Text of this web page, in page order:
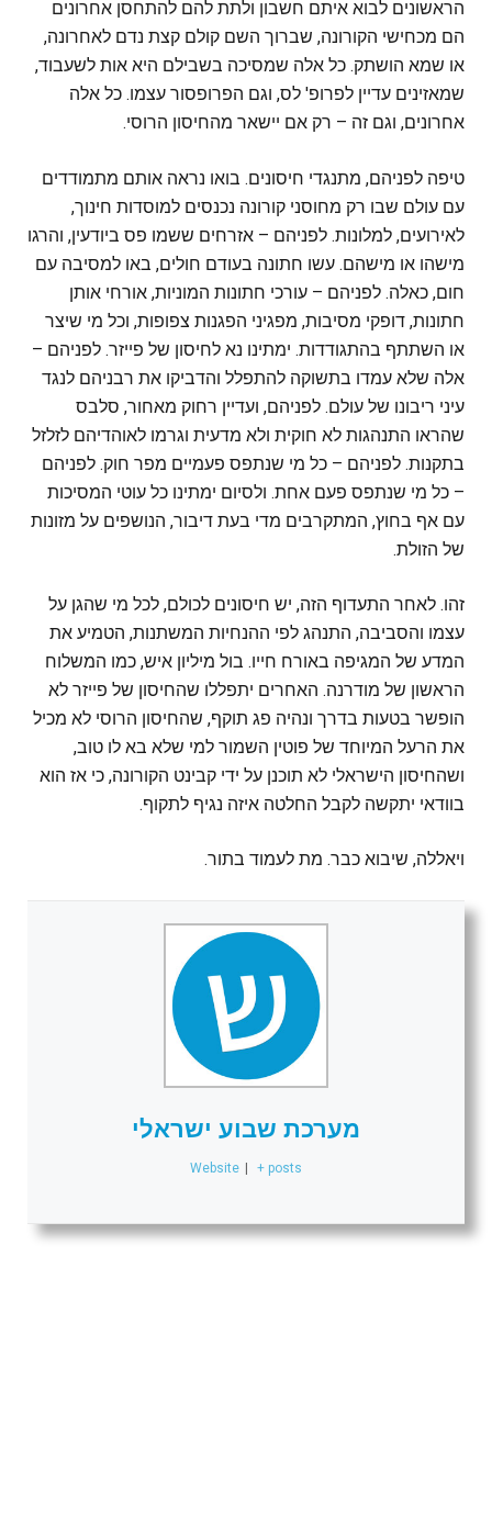
הראשונים לבוא איתם חשבון ולתת להם להתחסן אחרונים
הם מכחישי הקורונה, שברוך השם קולם קצת נדם לאחרונה,
או שמא הושתק. כל אלה שמסיכה בשבילם היא אות לשעבוד,
שמאזינים עדיין לפרופ' לס, וגם הפרופסור עצמו. כל אלה
אחרונים, וגם זה – רק אם יישאר מהחיסון הרוסי.
טיפה לפניהם, מתנגדי חיסונים. בואו נראה אותם מתמודדים
עם עולם שבו רק מחוסני קורונה נכנסים למוסדות חינוך,
לאירועים, למלונות. לפניהם – אזרחים ששמו פס ביודעין, והרגו
מישהו או מישהם. עשו חתונה בעודם חולים, באו למסיבה עם
חום, כאלה. לפניהם – עורכי חתונות המוניות, אורחי אותן
חתונות, דופקי מסיבות, מפגיני הפגנות צפופות, וכל מי שיצר
או השתתף בהתגודדות. ימתינו נא לחיסון של פייזר. לפניהם –
אלה שלא עמדו בתשוקה להתפלל והדביקו את רבניהם לנגד
עיני ריבונו של עולם. לפניהם, ועדיין רחוק מאחור, סלבס
שהראו התנהגות לא חוקית ולא מדעית וגרמו לאוהדיהם לזלזל
בתקנות. לפניהם – כל מי שנתפס פעמיים מפר חוק. לפניהם
– כל מי שנתפס פעם אחת. ולסיום ימתינו כל עוטי המסיכות
עם אף בחוץ, המתקרבים מדי בעת דיבור, הנושפים על מזונות
של הזולת.
זהו. לאחר התעדוף הזה, יש חיסונים לכולם, לכל מי שהגן על
עצמו והסביבה, התנהג לפי ההנחיות המשתנות, הטמיע את
המדע של המגיפה באורח חייו. בול מיליון איש, כמו המשלוח
הראשון של מודרנה. האחרים יתפללו שהחיסון של פייזר לא
הופשר בטעות בדרך ונהיה פג תוקף, שהחיסון הרוסי לא מכיל
את הרעל המיוחד של פוטין השמור למי שלא בא לו טוב,
ושהחיסון הישראלי לא תוכנן על ידי קבינט הקורונה, כי אז הוא
בוודאי יתקשה לקבל החלטה איזה נגיף לתקוף.
ויאללה, שיבוא כבר. מת לעמוד בתור.
מערכת שבוע ישראלי
Website + posts